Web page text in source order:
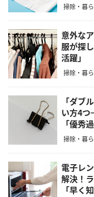
掃除・暮
意外な
服が探
活躍」
掃除・暮
「ダブ
い方4つ
「優秀
掃除・暮
電子レ
解決！
「早く